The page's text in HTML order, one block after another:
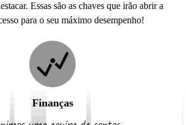
Essas são as chaves que irão abrir a
para o seu máximo desempenho!
Finanças